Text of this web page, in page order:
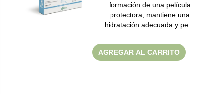
formación de una película
protectora, mantiene una
hidratación adecuada y pe…
AGREGAR AL CARRITO